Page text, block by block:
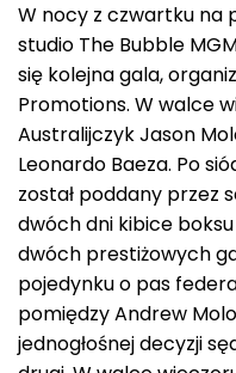
W nocy z czwartku na
studio The Bubble
się kolejna gala,
Promotions. W walce
Australijczyk Jason
Leonardo Baeza. Po
został poddany przez
dwóch dni kibice
dwóch prestiżowych
pojedynku o pas
pomiędzy Andrew
jednogłośnej decyzji